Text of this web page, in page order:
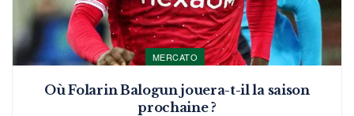
MERCATO
Où Folarin Balogun jouera-t-il la saison
prochaine ?